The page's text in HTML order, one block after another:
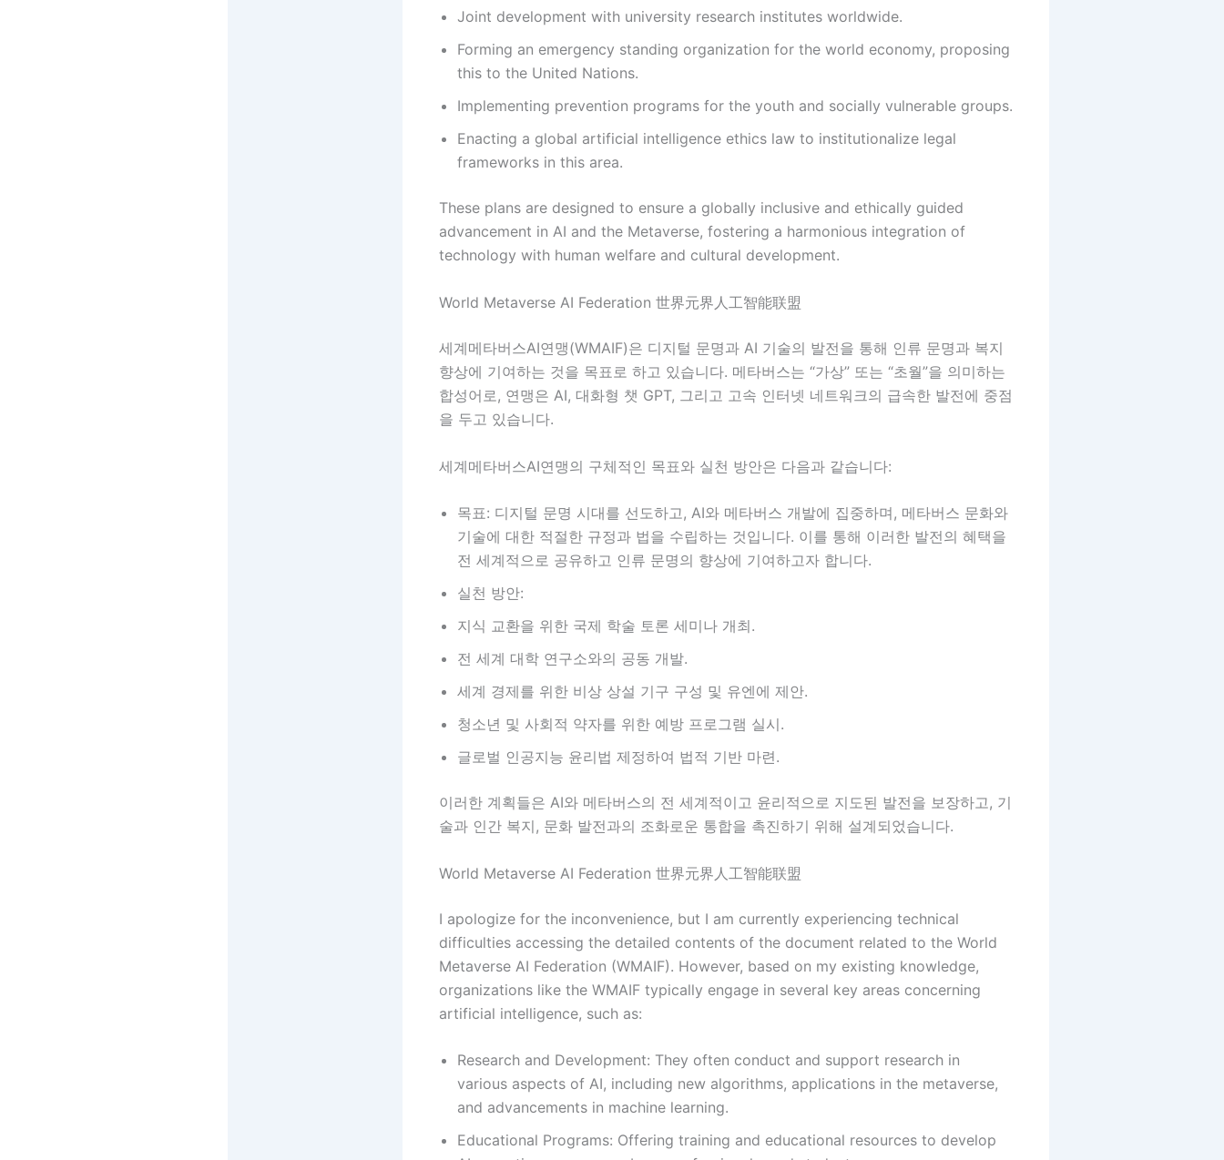
Joint development with university research institutes worldwide.
Forming an emergency standing organization for the world economy, proposing
this to the United Nations.
Implementing prevention programs for the youth and socially vulnerable groups.
Enacting a global artificial intelligence ethics law to institutionalize legal
frameworks in this area.
These plans are designed to ensure a globally inclusive and ethically guided
advancement in AI and the Metaverse, fostering a harmonious integration of
technology with human welfare and cultural development.
World Metaverse AI Federation 世界元界人工智能联盟
세계메타버스AI연맹(WMAIF)은 디지털 문명과 AI 기술의 발전을 통해 인류 문명과 복지
향상에 기여하는 것을 목표로 하고 있습니다. 메타버스는 “가상” 또는 “초월”을 의미하는
합성어로, 연맹은 AI, 대화형 챗 GPT, 그리고 고속 인터넷 네트워크의 급속한 발전에 중점
을 두고 있습니다.
세계메타버스AI연맹의 구체적인 목표와 실천 방안은 다음과 같습니다:
목표: 디지털 문명 시대를 선도하고, AI와 메타버스 개발에 집중하며, 메타버스 문화와
기술에 대한 적절한 규정과 법을 수립하는 것입니다. 이를 통해 이러한 발전의 혜택을
전 세계적으로 공유하고 인류 문명의 향상에 기여하고자 합니다.
실천 방안:
지식 교환을 위한 국제 학술 토론 세미나 개최.
전 세계 대학 연구소와의 공동 개발.
세계 경제를 위한 비상 상설 기구 구성 및 유엔에 제안.
청소년 및 사회적 약자를 위한 예방 프로그램 실시.
글로벌 인공지능 윤리법 제정하여 법적 기반 마련.
이러한 계획들은 AI와 메타버스의 전 세계적이고 윤리적으로 지도된 발전을 보장하고, 기
술과 인간 복지, 문화 발전과의 조화로운 통합을 촉진하기 위해 설계되었습니다.
World Metaverse AI Federation 世界元界人工智能联盟
I apologize for the inconvenience, but I am currently experiencing technical
difficulties accessing the detailed contents of the document related to the World
Metaverse AI Federation (WMAIF). However, based on my existing knowledge,
organizations like the WMAIF typically engage in several key areas concerning
artificial intelligence, such as:
Research and Development: They often conduct and support research in
various aspects of AI, including new algorithms, applications in the metaverse,
and advancements in machine learning.
Educational Programs: Offering training and educational resources to develop